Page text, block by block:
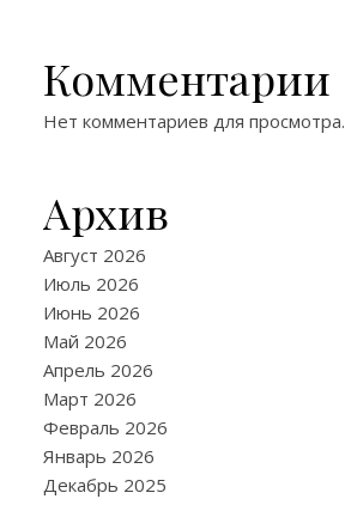
Комментарии
Нет комментариев для просмотра.
Архив
Август 2026
Июль 2026
Июнь 2026
Май 2026
Апрель 2026
Март 2026
Февраль 2026
Январь 2026
Декабрь 2025